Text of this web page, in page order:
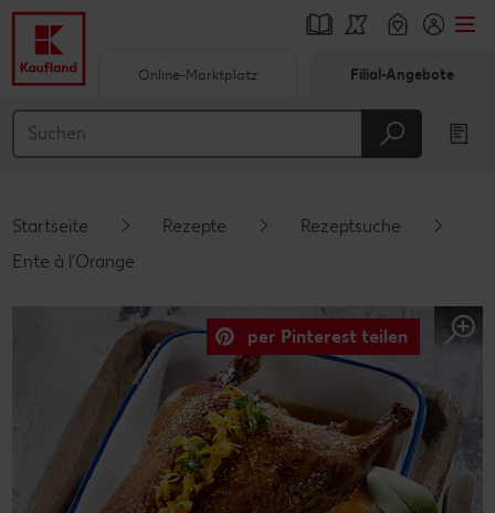
Hauptinhalt
Schwebender Seitenbereich
Online-Marktplatz Filial-Angebote
Startseite Rezepte
Rezeptsuche
Ente à l’Orange
per Pinterest teilen